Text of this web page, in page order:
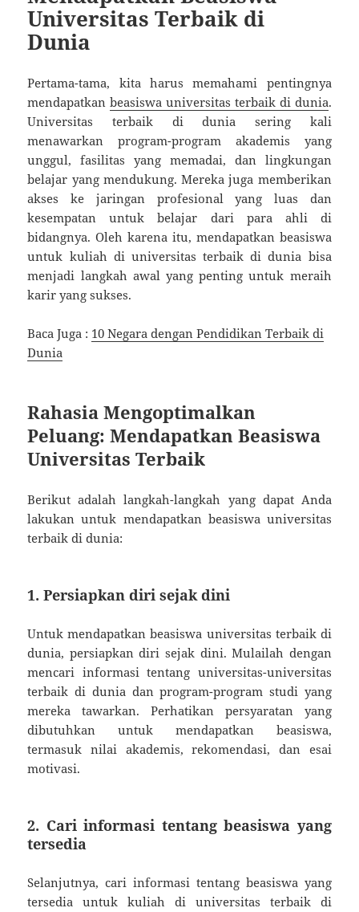
Universitas Terbaik di
Dunia
Pertama-tama, kita harus memahami pentingnya
mendapatkanbeasiswa universitas terbaik di dunia.
Universitas terbaik di dunia sering kali
menawarkan program-program akademis yang
unggul, fasilitas yang memadai, dan lingkungan
belajar yang mendukung. Mereka juga memberikan
akses ke jaringan profesional yang luas dan
kesempatan untuk belajar dari para ahli di
bidangnya. Oleh karena itu, mendapatkan beasiswa
untuk kuliah di universitas terbaik di dunia bisa
menjadi langkah awal yang penting untuk meraih
karir yang sukses.
Baca Juga : 10 Negara dengan Pendidikan Terbaik di
Dunia
Rahasia Mengoptimalkan
Peluang: Mendapatkan Beasiswa
Universitas Terbaik
Berikut adalah langkah-langkah yang dapat Anda
lakukan untuk mendapatkan beasiswa universitas
terbaik di dunia:
1. Persiapkan diri sejak dini
Untuk mendapatkan beasiswa universitas terbaik di
dunia, persiapkan diri sejak dini. Mulailah dengan
mencari informasi tentang universitas-universitas
terbaik di dunia dan program-program studi yang
mereka tawarkan. Perhatikan persyaratan yang
dibutuhkan untuk mendapatkan beasiswa,
termasuk nilai akademis, rekomendasi, dan esai
motivasi.
2. Cari informasi tentang beasiswa yang
tersedia
Selanjutnya, cari informasi tentang beasiswa yang
tersedia untuk kuliah di universitas terbaik di